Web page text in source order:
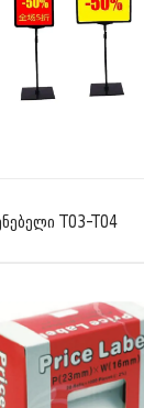
T03-T04